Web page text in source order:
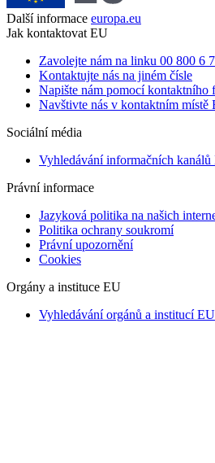
Další informace europa.eu
Jak kontaktovat EU
Zavolejte nám na linku 00 800 6
Kontaktujte nás na jiném čísle
Napište nám pomocí kontaktního
Navštivte nás v kontaktním místě
Sociální média
Vyhledávání informačních
Právní informace
Jazyková politika na našich
Politika ochrany soukromí
Právní upozornění
Cookies
Orgány a instituce EU
Vyhledávání orgánů a institucí EU